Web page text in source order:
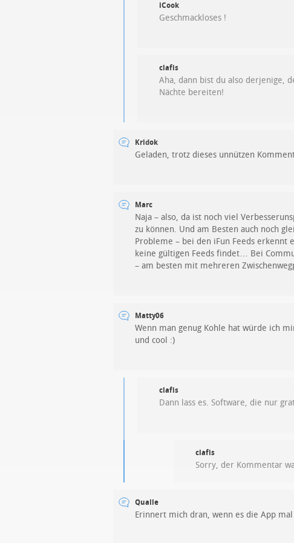
iCook
Geschmackloses !
clafis
Aha, dann bist du also derjenige,
Nächte bereiten!
Kridok
Geladen, trotz dieses unnützen
Marc
Naja – also, da ist noch viel
zu können. Und am Besten auch noch
Probleme – bei den iFun Feeds erkennt
keine gültigen Feeds findet… Bei
– am besten mit mehreren
Matty06
Wenn man genug Kohle hat würde ich
und cool :)
clafis
Dann lass es. Software, die nur
clafis
Sorry, der Kommentar
Qualle
Erinnert mich dran, wenn es die App